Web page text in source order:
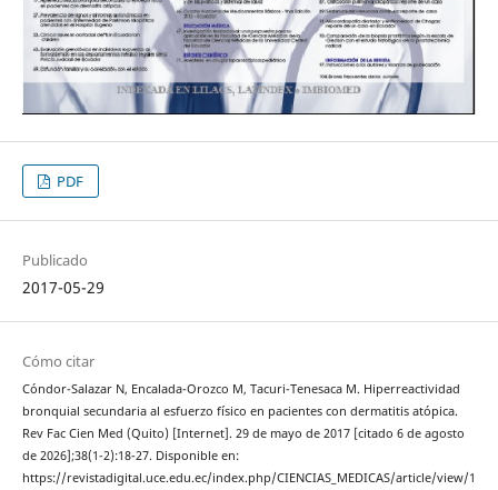
PDF
Publicado
2017-05-29
Cómo citar
Cóndor-Salazar N, Encalada-Orozco M, Tacuri-Tenesaca M. Hiperreactividad
bronquial secundaria al esfuerzo físico en pacientes con dermatitis atópica.
Rev Fac Cien Med (Quito) [Internet]. 29 de mayo de 2017 [citado 6 de agosto
de 2026];38(1-2):18-27. Disponible en:
https://revistadigital.uce.edu.ec/index.php/CIENCIAS_MEDICAS/article/view/1